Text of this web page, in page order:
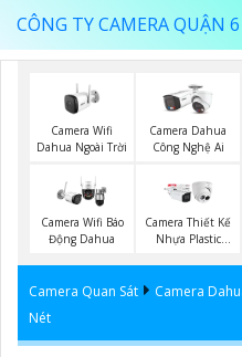
CÔNG TY CAMERA QUẬN 6
Camera Wifi
Dahua Ngoài Trời
Camera Dahua
Công Nghệ Ai
Camera Wifi Báo
Động Dahua
Camera Thiết Kế
Nhựa Plastic
Camera Quan Sát Camera
Nét